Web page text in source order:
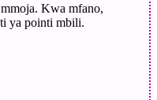
Kwa mfano,
ya pointi mbili.